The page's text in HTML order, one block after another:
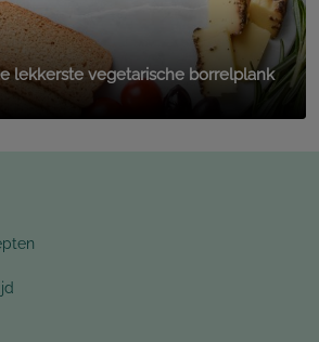
lekkerste vegetarische borrelplank